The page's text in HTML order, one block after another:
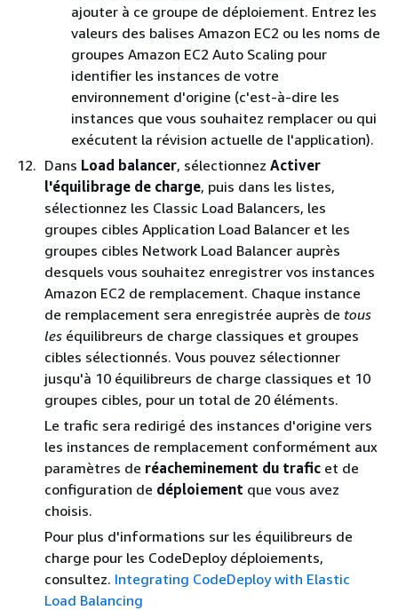
ajouter à ce groupe de déploiement. Entrez les
valeurs des balises Amazon EC2 ou les noms de
groupes Amazon EC2 Auto Scaling pour
identifier les instances de votre
environnement d'origine (c'est-à-dire les
instances que vous souhaitez remplacer ou qui
exécutent la révision actuelle de l'application).
Dans Load balancer, sélectionnez Activer
l'équilibrage de charge, puis dans les listes,
sélectionnez les Classic Load Balancers, les
groupes cibles Application Load Balancer et les
groupes cibles Network Load Balancer auprès
desquels vous souhaitez enregistrer vos instances
Amazon EC2 de remplacement. Chaque instance
de remplacement sera enregistrée auprès de tous
les équilibreurs de charge classiques et groupes
cibles sélectionnés. Vous pouvez sélectionner
jusqu'à 10 équilibreurs de charge classiques et 10
groupes cibles, pour un total de 20 éléments.
Le trafic sera redirigé des instances d'origine vers
les instances de remplacement conformément aux
paramètres de réacheminement du trafic et de
configuration de déploiement que vous avez
choisis.
Pour plus d'informations sur les équilibreurs de
charge pour les CodeDeploy déploiements,
consultez. Integrating CodeDeploy with Elastic
Load Balancing